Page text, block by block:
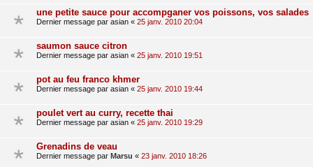
une petite sauce pour accompganer vos poissons, vos salades
Dernier message par asian « 25 janv. 2010 20:04
saumon sauce citron
Dernier message par asian « 25 janv. 2010 19:51
pot au feu franco khmer
Dernier message par asian « 25 janv. 2010 19:44
poulet vert au curry, recette thai
Dernier message par asian « 25 janv. 2010 19:29
Grenadins de veau
Dernier message par Marsu « 23 janv. 2010 18:26